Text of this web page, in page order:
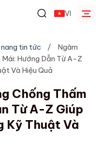
VI
tin tức /
Ngâm
Hướng Dẫn Từ A-Z
Và Hiệu Quả
Chống Thấm
Từ A-Z Giúp
Kỹ Thuật Và